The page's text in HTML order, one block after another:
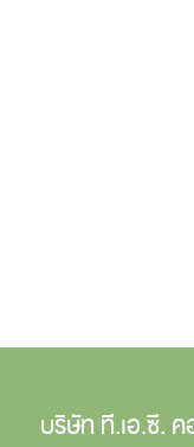
บริษัท ที.เอ.ซี.